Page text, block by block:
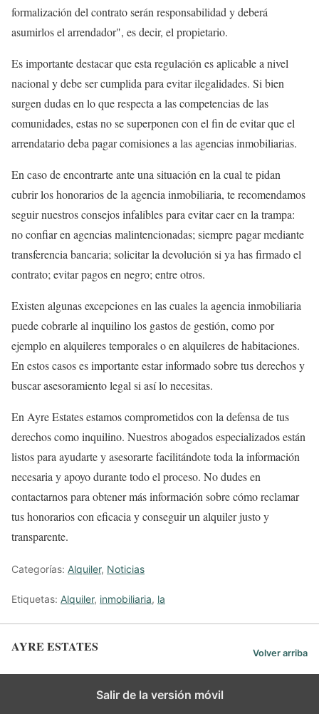
formalización del contrato serán responsabilidad y deberá
asumirlos el arrendador", es decir, el propietario.
Es importante destacar que esta regulación es aplicable a nivel
nacional y debe ser cumplida para evitar ilegalidades. Si bien
surgen dudas en lo que respecta a las competencias de las
comunidades, estas no se superponen con el fin de evitar que el
arrendatario deba pagar comisiones a las agencias inmobiliarias.
En caso de encontrarte ante una situación en la cual te pidan
cubrir los honorarios de la agencia inmobiliaria, te recomendamos
seguir nuestros consejos infalibles para evitar caer en la trampa:
no confiar en agencias malintencionadas; siempre pagar mediante
transferencia bancaria; solicitar la devolución si ya has firmado el
contrato; evitar pagos en negro; entre otros.
Existen algunas excepciones en las cuales la agencia inmobiliaria
puede cobrarle al inquilino los gastos de gestión, como por
ejemplo en alquileres temporales o en alquileres de habitaciones.
En estos casos es importante estar informado sobre tus derechos y
buscar asesoramiento legal si así lo necesitas.
En Ayre Estates estamos comprometidos con la defensa de tus
derechos como inquilino. Nuestros abogados especializados están
listos para ayudarte y asesorarte facilitándote toda la información
necesaria y apoyo durante todo el proceso. No dudes en
contactarnos para obtener más información sobre cómo reclamar
tus honorarios con eficacia y conseguir un alquiler justo y
transparente.
Categorías: Alquiler, Noticias
Etiquetas: Alquiler, inmobiliaria, la
AYRE ESTATES Volver arriba
Salir de la versión móvil